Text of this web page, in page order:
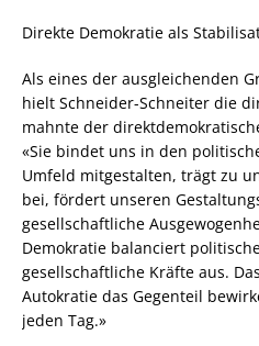
Direkte Demokratie als
Als eines der ausgleichenden
hielt Schneider-Schneiter die
mahnte der
«Sie bindet uns in den
Umfeld mitgestalten, trägt zu
bei, fördert unseren
gesellschaftliche
Demokratie balanciert
gesellschaftliche Kräfte aus.
Autokratie das Gegenteil
jeden Tag.»